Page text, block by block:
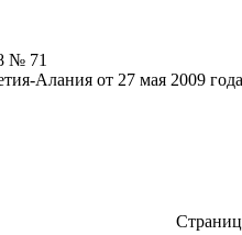
№ 71
Алания от 27 мая 2009